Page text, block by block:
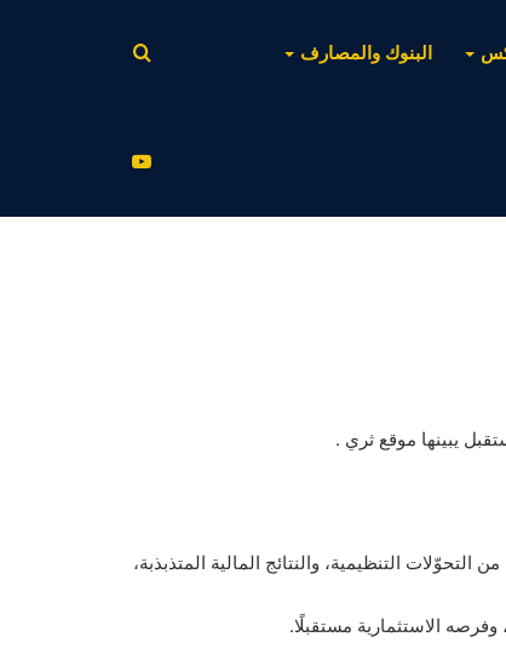
البنوك والمصارف
عن
يبينها موقع ثري .
التنظيمية، والنتائج المالية المتذبذبة،
الاستثمارية مستقبلًا.